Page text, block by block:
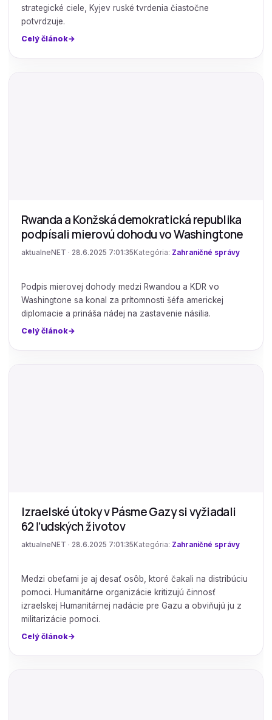
strategické ciele, Kyjev ruské tvrdenia čiastočne
potvrdzuje.
Celý článok
Rwanda a Konžská demokratická republika
podpísali mierovú dohodu vo Washingtone
aktualneNET · 28.6.2025 7:01:35 Kategória: Zahraničné správy
Podpis mierovej dohody medzi Rwandou a KDR vo
Washingtone sa konal za prítomnosti šéfa americkej
diplomacie a prináša nádej na zastavenie násilia.
Celý článok
Izraelské útoky v Pásme Gazy si vyžiadali
62 ľudských životov
aktualneNET · 28.6.2025 7:01:35 Kategória: Zahraničné správy
Medzi obeťami je aj desať osôb, ktoré čakali na distribúciu
pomoci. Humanitárne organizácie kritizujú činnosť
izraelskej Humanitárnej nadácie pre Gazu a obviňujú ju z
militarizácie pomoci.
Celý článok